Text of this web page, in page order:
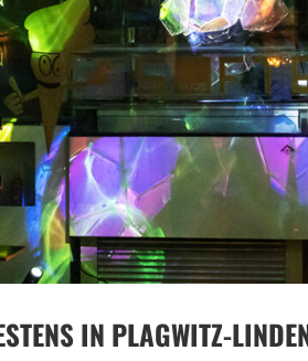
IN PLAGWITZ-